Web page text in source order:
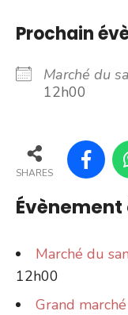
Prochain
Marché du
12h00
SHARES
Marché du
12h00
Grand